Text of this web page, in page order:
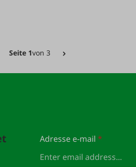
Seite 1von 3
Adresse e-mail *